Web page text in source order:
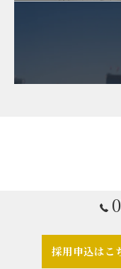
採用申込はこ